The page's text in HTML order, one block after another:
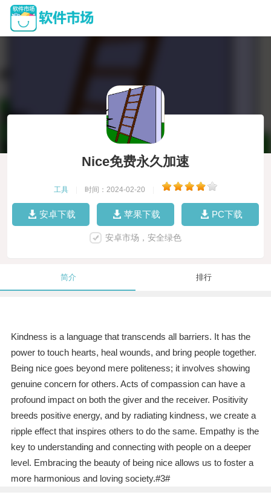
Nice免费永久加速
工具 时间：2024-02-20
安卓下载 苹果下载 PC下载
安卓市场，安全绿色
简介 排行
Kindness is a language that transcends all barriers. It has the
power to touch hearts, heal wounds, and bring people together.
Being nice goes beyond mere politeness; it involves showing
genuine concern for others. Acts of compassion can have a
profound impact on both the giver and the receiver. Positivity
breeds positive energy, and by radiating kindness, we create a
ripple effect that inspires others to do the same. Empathy is the
key to understanding and connecting with people on a deeper
level. Embracing the beauty of being nice allows us to foster a
more harmonious and loving society.#3#